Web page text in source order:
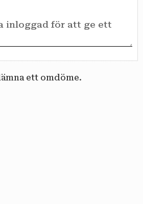
ett omdöme.